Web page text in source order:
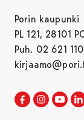
Porin kaupunki
PL 121, 28101
Puh. 02 621
Porin
Avautuu
Porin